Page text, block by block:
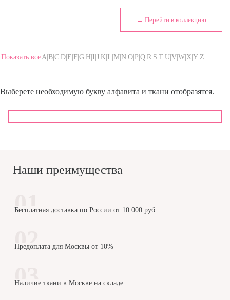
← Перейти в коллекцию
Показать всеA|B|C|D|E|F|G|H|I|J|K|L|M|N|O|P|Q|R|S|T|U|V|W|X|Y|Z|
Выберете необходимую букву алфавита и ткани отобразятся.
Наши преимущества
Бесплатная доставка по России от 10 000 руб
Предоплата для Москвы от 10%
Наличие ткани в Москве на складе